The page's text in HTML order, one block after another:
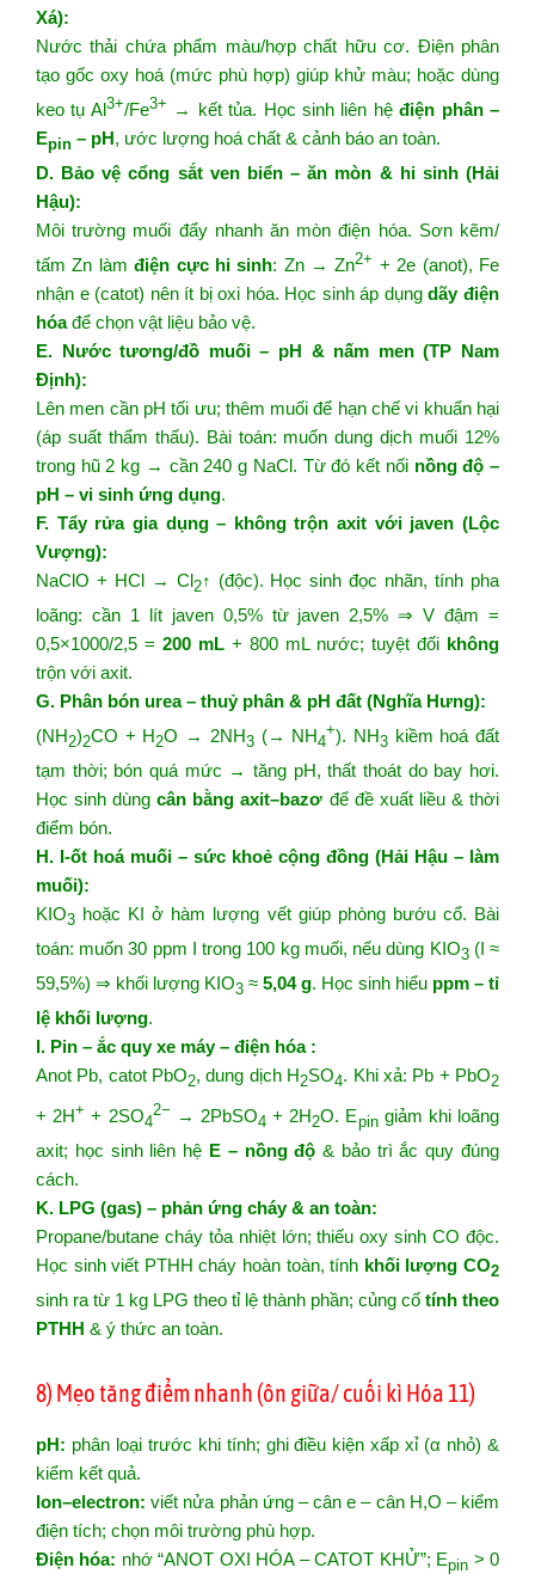
Xá):
Nước thải chứa phẩm màu/hợp chất hữu cơ. Điện phân
tạo gốc oxy hoá (mức phù hợp) giúp khử màu; hoặc dùng
keo tụ Al3+/Fe3+ → kết tủa. Học sinh liên hệđiện phân –
Epin – pH, ước lượng hoá chất & cảnh báo an toàn.
D. Bảo vệ cổng sắt ven biển – ăn mòn & hi sinh (Hải
Hậu):
Môi trường muối đẩy nhanh ăn mòn điện hóa. Sơn kẽm/
tấm Zn làmđiện cực hi sinh: Zn → Zn2+ + 2e (anot), Fe
nhận e (catot) nên ít bị oxi hóa. Học sinh áp dụngdãy điện
hóađể chọn vật liệu bảo vệ.
E. Nước tương/đồ muối – pH & nấm men (TP Nam
Định):
Lên men cần pH tối ưu; thêm muối để hạn chế vi khuẩn hại
(áp suất thẩm thấu). Bài toán: muốn dung dịch muối 12%
trong hũ 2 kg → cần 240 g NaCl. Từ đó kết nối nồng độ –
pH – vi sinh ứng dụng.
F. Tẩy rửa gia dụng – không trộn axit với javen (Lộc
Vượng):
NaClO + HCl → Cl2↑ (độc). Học sinh đọc nhãn, tính pha
loãng: cần 1 lít javen 0,5% từ javen 2,5% ⇒ V đậm =
0,5×1000/2,5 = 200 mL + 800 mL nước; tuyệt đối không
trộn với axit.
G. Phân bón urea – thuỷ phân & pH đất (Nghĩa Hưng):
(NH2)2CO + H2O → 2NH3(→ NH4
+). NH3kiềm hoá đất
tạm thời; bón quá mức → tăng pH, thất thoát do bay hơi.
Học sinh dùngcân bằng axit–bazơ để đề xuất liều & thời
điểm bón.
H. I-ốt hoá muối – sức khoẻ cộng đồng (Hải Hậu – làm
muối):
KIO3 hoặc KI ở hàm lượng vết giúp phòng bướu cổ. Bài
toán: muốn 30 ppm I trong 100 kg muối, nếu dùng KIO3(I ≈
59,5%) ⇒ khối lượng KIO3 ≈ 5,04 g. Học sinh hiểu ppm – tỉ
lệ khối lượng.
I. Pin – ắc quy xe máy – điện hóa :
Anot Pb, catot PbO2, dung dịch H2SO4. Khi xả: Pb + PbO2
+ 2H+ + 2SO4
2− → 2PbSO4 + 2H2O. Epingiảm khi loãng
axit; học sinh liên hệ E – nồng độ & bảo trì ắc quy đúng
cách.
K. LPG (gas) – phản ứng cháy & an toàn:
Propane/butane cháy tỏa nhiệt lớn; thiếu oxy sinh CO độc.
Học sinh viết PTHH cháy hoàn toàn, tính khối lượng CO2
sinh ra từ 1 kg LPG theo tỉ lệ thành phần; củng cố tính theo
PTHH & ý thức an toàn.
8) Mẹo tăng điểm nhanh (ôn giữa/ cuối kì Hóa 11)
pH: phân loại trước khi tính; ghi điều kiện xấp xỉ (α nhỏ) &
kiểm kết quả.
Ion–electron: viết nửa phản ứng – cân e – cân H,O – kiểm
điện tích; chọn môi trường phù hợp.
Điện hóa: nhớ “ANOT OXI HÓA – CATOT KHỬ”; Epin > 0